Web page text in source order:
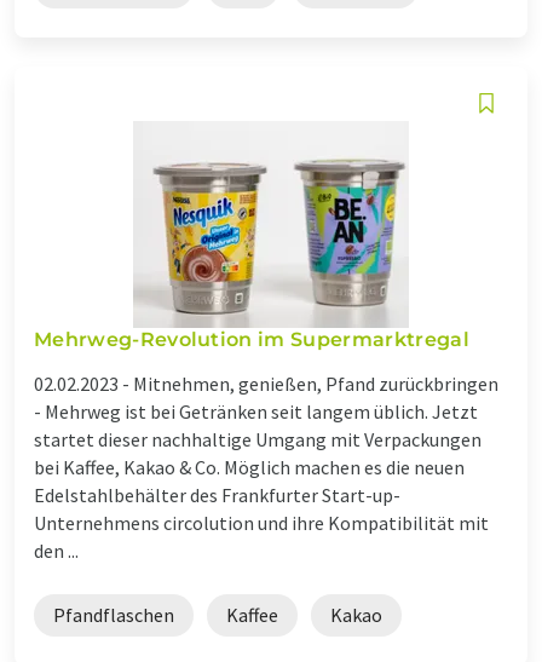
Mehrweg-Revolution im Supermarktregal
02.02.2023 - Mitnehmen, genießen, Pfand zurückbringen
- Mehrweg ist bei Getränken seit langem üblich. Jetzt
startet dieser nachhaltige Umgang mit Verpackungen
bei Kaffee, Kakao & Co. Möglich machen es die neuen
Edelstahlbehälter des Frankfurter Start-up-
Unternehmens circolution und ihre Kompatibilität mit
den ...
Pfandflaschen Kaffee Kakao